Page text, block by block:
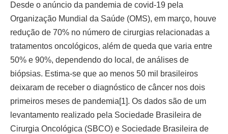
Desde o anúncio da pandemia de covid-19 pela
Organização Mundial da Saúde (OMS), em março, houve
redução de 70% no número de cirurgias relacionadas a
tratamentos oncológicos, além de queda que varia entre
50% e 90%, dependendo do local, de análises de
biópsias. Estima-se que ao menos 50 mil brasileiros
deixaram de receber o diagnóstico de câncer nos dois
primeiros meses de pandemia[1]. Os dados são de um
levantamento realizado pela Sociedade Brasileira de
Cirurgia Oncológica (SBCO) e Sociedade Brasileira de